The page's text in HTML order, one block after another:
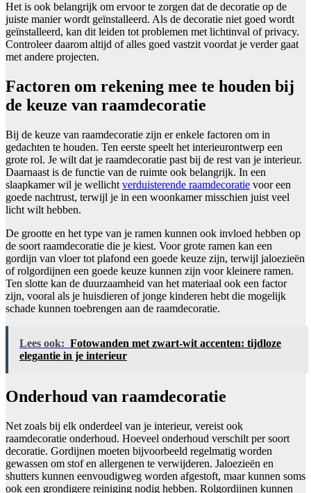
Het is ook belangrijk om ervoor te zorgen dat de decoratie op de
juiste manier wordt geïnstalleerd. Als de decoratie niet goed wordt
geïnstalleerd, kan dit leiden tot problemen met lichtinval of privacy.
Controleer daarom altijd of alles goed vastzit voordat je verder gaat
met andere projecten.
Factoren om rekening mee te houden bij
de keuze van raamdecoratie
Bij de keuze van raamdecoratie zijn er enkele factoren om in
gedachten te houden. Ten eerste speelt het interieurontwerp een
grote rol. Je wilt dat je raamdecoratie past bij de rest van je interieur.
Daarnaast is de functie van de ruimte ook belangrijk. In een
slaapkamer wil je wellicht verduisterende raamdecoratie voor een
goede nachtrust, terwijl je in een woonkamer misschien juist veel
licht wilt hebben.
De grootte en het type van je ramen kunnen ook invloed hebben op
de soort raamdecoratie die je kiest. Voor grote ramen kan een
gordijn van vloer tot plafond een goede keuze zijn, terwijl jaloezieën
of rolgordijnen een goede keuze kunnen zijn voor kleinere ramen.
Ten slotte kan de duurzaamheid van het materiaal ook een factor
zijn, vooral als je huisdieren of jonge kinderen hebt die mogelijk
schade kunnen toebrengen aan de raamdecoratie.
Lees ook: Fotowanden met zwart-wit accenten: tijdloze
elegantie in je interieur
Onderhoud van raamdecoratie
Net zoals bij elk onderdeel van je interieur, vereist ook
raamdecoratie onderhoud. Hoeveel onderhoud verschilt per soort
decoratie. Gordijnen moeten bijvoorbeeld regelmatig worden
gewassen om stof en allergenen te verwijderen. Jaloezieën en
shutters kunnen eenvoudigweg worden afgestoft, maar kunnen soms
ook een grondigere reiniging nodig hebben. Rolgordijnen kunnen